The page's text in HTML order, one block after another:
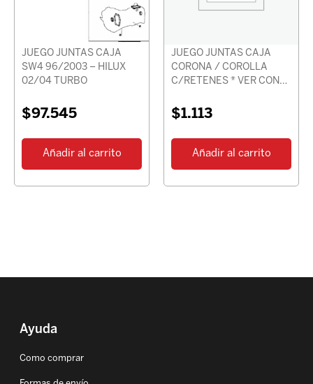
JUEGO JUNTAS CAJA
SW4 96/2003 – HILUX
02/04 TURBO
$97.545
Añadir al carrito
JUEGO JUNTAS CAJA
CORONA / COROLLA
C/RETENES * VER CON
$1.113
Añadir al carrito
Ayuda
Como comprar